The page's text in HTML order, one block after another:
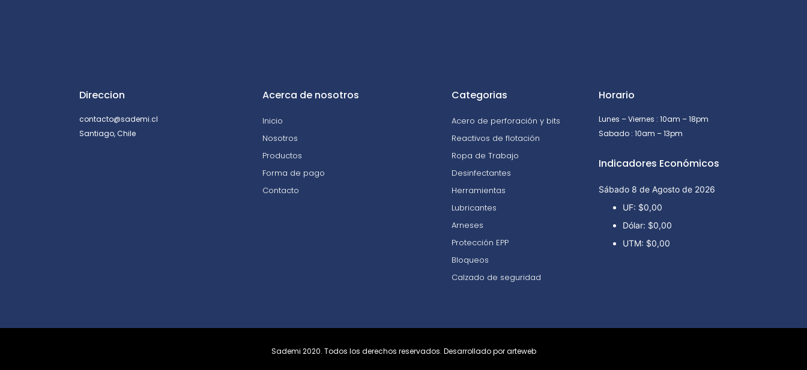
Direccion
contacto@sademi.cl
Santiago, Chile
Acerca de nosotros
Inicio
Nosotros
Productos
Forma de pago
Contacto
Categorias
Acero de perforación y bits
Reactivos de flotación
Ropa de Trabajo
Desinfectantes
Herramientas
Lubricantes
Arneses
Protección EPP
Bloqueos
Calzado de seguridad
Horario
Lunes – Viernes : 10am – 18pm
Sabado : 10am – 13pm
Indicadores Económicos
Sábado 8 de Agosto de 2026
UF: $0,00
Dólar: $0,00
UTM: $0,00
Sademi 2020. Todos los derechos reservados. Desarrollado por arteweb